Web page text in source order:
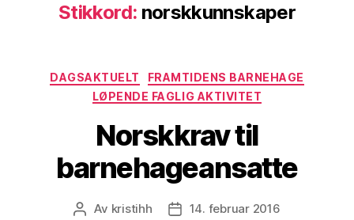
Stikkord: norskkunnskaper
Kategorier
DAGSAKTUELT
FRAMTIDENS BARNEHAGE
LØPENDE FAGLIG AKTIVITET
Norskkrav til
barnehageansatte
Innleggsforfatter
Av kristihh Publiseringsdato
14. februar 2016